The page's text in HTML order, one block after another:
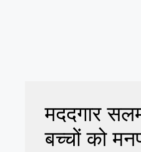
मददगार
बच्चों को